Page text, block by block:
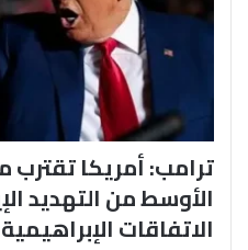
ترامب: أمريكا تقترب
الأوسط من التهديد
الاتفاقات الإبراهيمية